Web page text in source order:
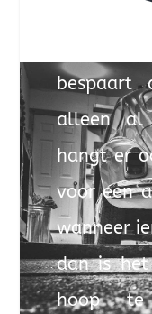
geeft een
bespaart
alleen al
hangt er
voor een
wanneer
dan is
hoop